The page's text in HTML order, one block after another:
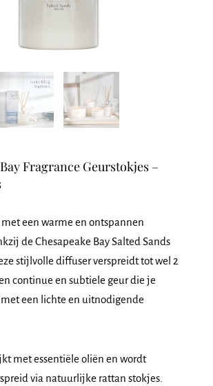
Fragrance Geurstokjes –
een warme en ontspannen
de Chesapeake Bay Salted Sands
stijlvolle diffuser verspreidt tot wel 2
continue en subtiele geur die je
een lichte en uitnodigende
met essentiële oliën en wordt
via natuurlijke rattan stokjes.